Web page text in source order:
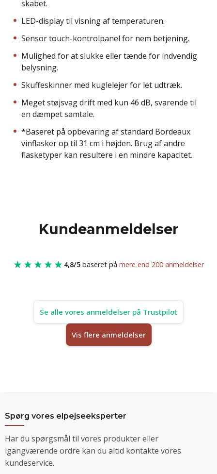
skabet.
LED-display til visning af temperaturen.
Sensor touch-kontrolpanel for nem betjening.
Mulighed for at slukke eller tænde for indvendig
belysning.
Skuffeskinner med kuglelejer for let udtræk.
Meget støjsvag drift med kun 46 dB, svarende til
en dæmpet samtale.
*Baseret på opbevaring af standard Bordeaux
vinflasker op til 31 cm i højden. Brug af andre
flasketyper kan resultere i en mindre kapacitet.
Kundeanmeldelser
★★★★★ 4,8/5 baseret på mere end 200 anmeldelser
Se alle vores anmeldelser på Trustpilot
Vis flere anmeldelser
Spørg vores elpejseeksperter
Har du spørgsmål til vores produkter eller
igangværende ordre kan du altid kontakte vores
kundeservice.